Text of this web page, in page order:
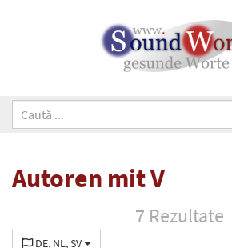
Autoren mit V
7 Rezultate
DE, NL, SV